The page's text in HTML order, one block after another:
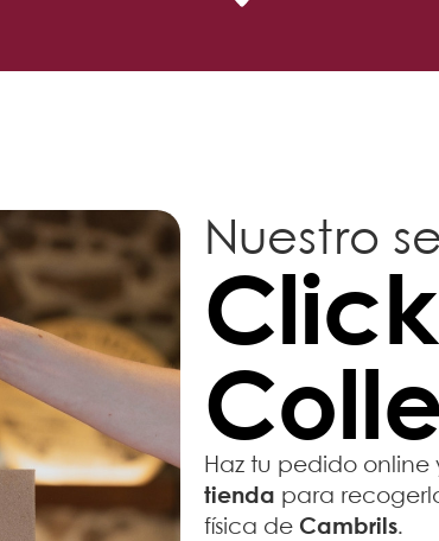
Nuestro
Haz tu pedido online
tienda para
física de Cambrils.